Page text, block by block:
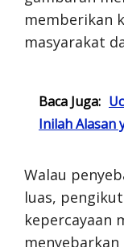
memberikan
masyarakat
Baca Juga:
Inilah Alasan
Walau
luas,
kepercayaan